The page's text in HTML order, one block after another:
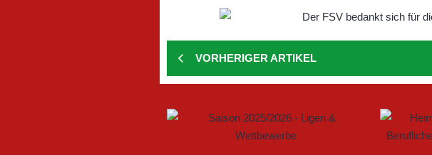
VORHERIGER ARTIKEL